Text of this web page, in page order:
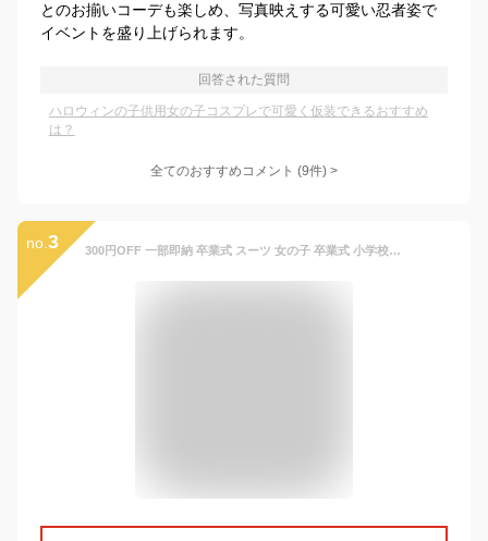
とのお揃いコーデも楽しめ、写真映えする可愛い忍者姿で
イベントを盛り上げられます。
回答された質問
ハロウィンの子供用女の子コスプレで可愛く仮装できるおすすめ
は？
全てのおすすめコメント (9件) >
no. 3 300円OFF 一部即納 卒業式 スーツ 女の子 卒業式 小学校女子 なんちゃって制服 セット 卒服 女の子 小学生 韓国 制服 スカートスーツ 制服 中学生 ブレザー 150 JK 灰 黒 入学式 スーツ 卒服 ジャケット 白シャツ 長袖 スカート ピアノ発表会 子供 フォーマルスーツ 小学校